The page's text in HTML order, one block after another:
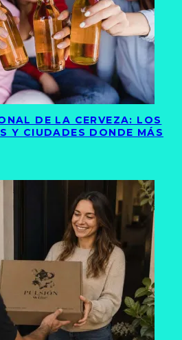
DE LA CERVEZA: LOS
Y CIUDADES DONDE MÁS